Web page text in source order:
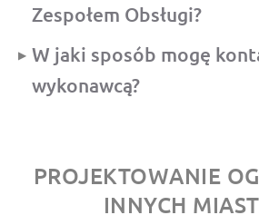
Zespołem Obsługi?
W jaki sposób mogę
wykonawcą?
PROJEKTOWANIE
INNYCH